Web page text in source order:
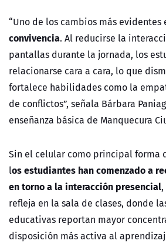
“Uno de los cambios más evidentes
convivencia. Al reducirse la
pantallas durante la jornada, los
relacionarse cara a cara, lo que
fortalece habilidades como la
de conflictos”, señala Bárbara
enseñanza básica de Manquecura
Sin el celular como principal forma
los estudiantes han comenzado a
en torno a la interacción presencial
refleja en la sala de clases, donde
educativas reportan mayor
disposición más activa al